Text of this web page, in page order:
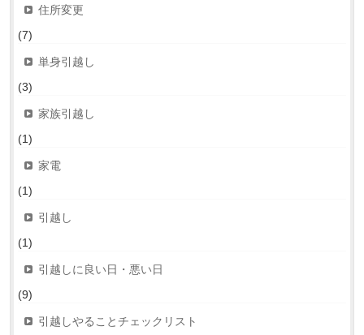
住所変更
(7)
単身引越し
(3)
家族引越し
(1)
家電
(1)
引越し
(1)
引越しに良い日・悪い日
(9)
引越しやることチェックリスト